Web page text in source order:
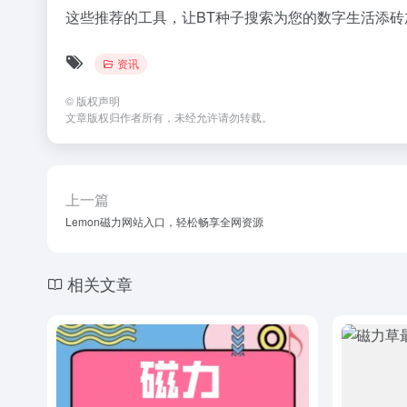
这些推荐的工具，让BT种子搜索为您的数字生活添
资讯
© 版权声明
文章版权归作者所有，未经允许请勿转载。
上一篇
Lemon磁力网站入口，轻松畅享全网资源
相关文章